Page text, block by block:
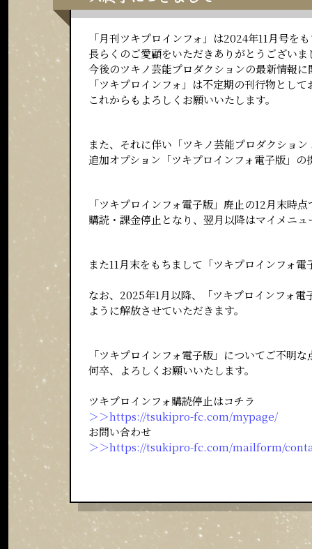
「月刊ツキプロインフォ」は2024年11月号を
長らくのご愛顧をいただきありがとうございま
今後のツキノ芸能プロダクションの最新情報
「ツキプロインフォ」は不定期の刊行物とし
これからもよろしくお願いいたします。
また、それに伴い「ツキノ芸能プロダクショ
追加オプション「ツキプロインフォ電子版」
「ツキプロインフォ電子版」廃止の12月末時
購読・課金停止となり、翌月以降はマイメニ
また11月末をもちまして「ツキプロインフォ
なお、2025年1月以降、「ツキプロインフォ
ように解放させていただきます。
「ツキプロインフォ電子版」についてご不明
何卒、よろしくお願いいたします。
ツキプロインフォ購読停止はコチラ
＞＞https://tsukipro-fc.com/mypage/
お問い合わせ
＞＞https://tsukipro-fc.com/mailform/